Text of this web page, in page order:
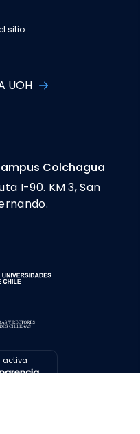
sitio
UOH
Colchagua
I-90. KM 3, San
activa